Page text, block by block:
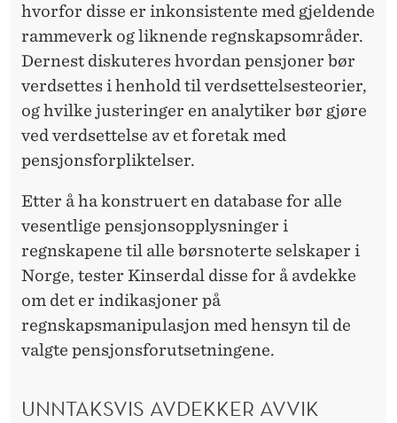
hvorfor disse er inkonsistente med gjeldende
rammeverk og liknende regnskapsområder.
Dernest diskuteres hvordan pensjoner bør
verdsettes i henhold til verdsettelsesteorier,
og hvilke justeringer en analytiker bør gjøre
ved verdsettelse av et foretak med
pensjonsforpliktelser.
Etter å ha konstruert en database for alle
vesentlige pensjonsopplysninger i
regnskapene til alle børsnoterte selskaper i
Norge, tester Kinserdal disse for å avdekke
om det er indikasjoner på
regnskapsmanipulasjon med hensyn til de
valgte pensjonsforutsetningene.
UNNTAKSVIS AVDEKKER AVVIK